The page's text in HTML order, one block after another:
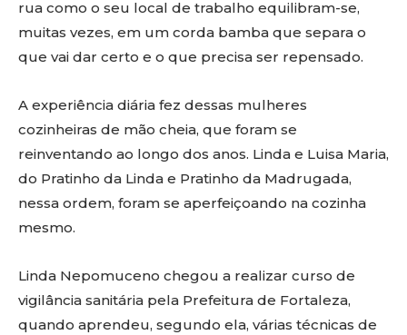
rua como o seu local de trabalho equilibram-se,
muitas vezes, em um corda bamba que separa o
que vai dar certo e o que precisa ser repensado.
A experiência diária fez dessas mulheres
cozinheiras de mão cheia, que foram se
reinventando ao longo dos anos. Linda e Luisa Maria,
do Pratinho da Linda e Pratinho da Madrugada,
nessa ordem, foram se aperfeiçoando na cozinha
mesmo.
Linda Nepomuceno chegou a realizar curso de
vigilância sanitária pela Prefeitura de Fortaleza,
quando aprendeu, segundo ela, várias técnicas de